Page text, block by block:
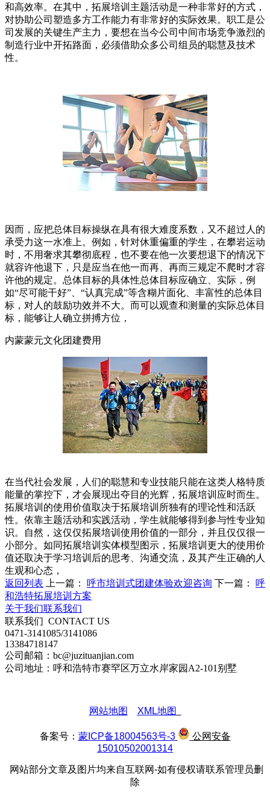
和高效率。在其中，拓展培训主题活动是一种非常好的方式，
对协助公司塑造多方工作能力有非常好的实际效果。职工是公
司发展的关键生产主力，要想在当今公司中间市场竞争激烈的
制造行业中开拓路面，必须借助众多公司组员的聪慧及技术
性。
因而，应把总体目标操纵在具有很大难度系数，又不超过人的
承受力这一水准上。例如，针对休重偏重的学生，在攀岩运动
时，不用奢求其攀彻底程，也不要在他一次要想退下的情况下
就容许他退下，只是应当在他一而再、再而三规定不爬时才容
许他的规定。总体目标的具体性总体目标应确立、实际，例
如“尽可能干好”、“认真完成”等含糊片面化、丰富性的总体目
标，对人的鼓励功效并不大。而可以观查和测量的实际总体目
标，能够让人确立拼搏方位，
内蒙蒙元文化团建费用
在当代社会发展，人们的聪慧和专业技能只能在这类人格特质
能量的掌控下，才会展现出夺目的光辉，拓展培训应时而生。
拓展培训的使用价值取决于拓展培训所独有的理论性和活跃
性。依靠主题活动和实践活动，学生就能够得到参与性专业知
识。自然，这仅仅拓展培训使用价值的一部分，并且仅仅很一
小部分。如同拓展培训实体模型图示，拓展培训更大的使用价
值还取决于学习培训后的思考、沟通交流，及其产生正确的人
生观和心态，
返回列表
上一篇： 呼市培训式团建体验欢迎咨询 下一篇： 呼
和浩特拓展培训方案
关于我们联系我们
联系我们 CONTACT US
0471-3141085/3141086
13384718147
公司邮箱：bc@juzituanjian.com
公司地址：呼和浩特市赛罕区万立水岸家园A2-101别墅
网站地图 XML地图
备案号： 蒙ICP备18004563号-3
公网安备
15010502001314
网站部分文章及图片均来自互联网-如有侵权请联系管理员删
除